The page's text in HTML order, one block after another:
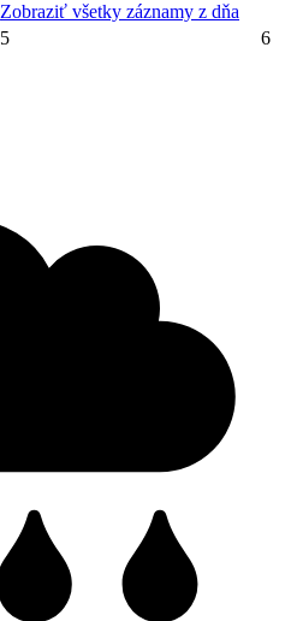
Zobraziť všetky záznamy z dňa
5 6